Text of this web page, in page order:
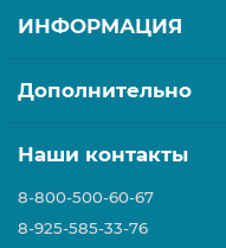
ИНФОРМАЦИЯ
Дополнительно
Наши контакты
8-800-500-60-67
8-925-585-33-76